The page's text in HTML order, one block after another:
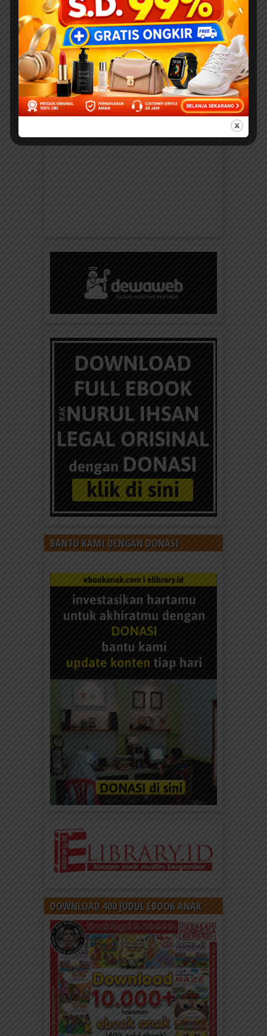
publikasi ebook anak legal dan
orisinal karya Kak Nurul Ihsan dan tim
yang dapat diakses free online dan
didownload dengan donasi untuk memajukan
Gerakan Indonesia Cerdas Literasi di
ebookanak.com dan elibrary.id.
BANTU KAMI DENGAN DONASI
DOWNLOAD 400 JUDUL EBOOK ANAK